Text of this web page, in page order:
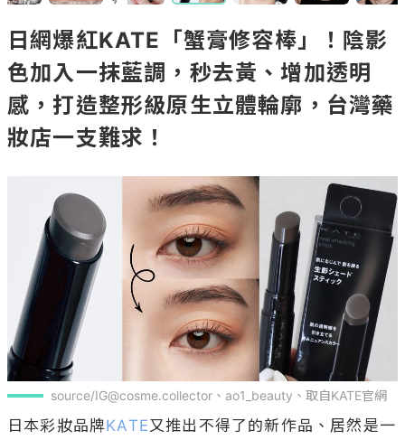
日網爆紅KATE「蟹膏修容棒」！陰影
色加入一抹藍調，秒去黃、增加透明
感，打造整形級原生立體輪廓，台灣藥
妝店一支難求！
source/IG@cosme.collector、ao1_beauty、取自KATE官網
日本彩妝品牌KATE又推出不得了的新作品、居然是一